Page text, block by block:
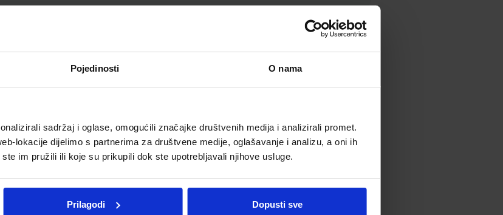
Pojedinosti O nama
sadržaj i oglase, omogućili značajke društvenih medija i analizirali promet.
lokacije dijelimo s partnerima za društvene medije, oglašavanje i analizu, a oni ih
im pružili ili koje su prikupili dok ste upotrebljavali njihove usluge.
Prilagodi Dopusti sve
WhatsApp